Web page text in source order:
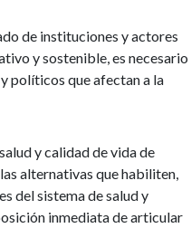
de instituciones y actores
y sostenible, es necesario
políticos que afectan a la
y calidad de vida de
alternativas que habiliten,
del sistema de salud y
inmediata de articular